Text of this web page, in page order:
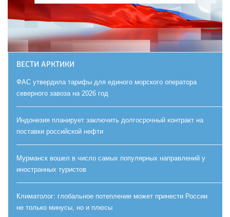
ВЕСТИ АРКТИКИ
ФАС утвердила тарифы для единого морского оператора
северного завоза на 2026 год
Индонезия планирует заключить долгосрочный контракт на
поставки российской нефти
Мурманск вошел в число самых популярных направлений у
иностранных туристов
Климатолог: глобальное потепление может принести России
не только минусы, но и плюсы